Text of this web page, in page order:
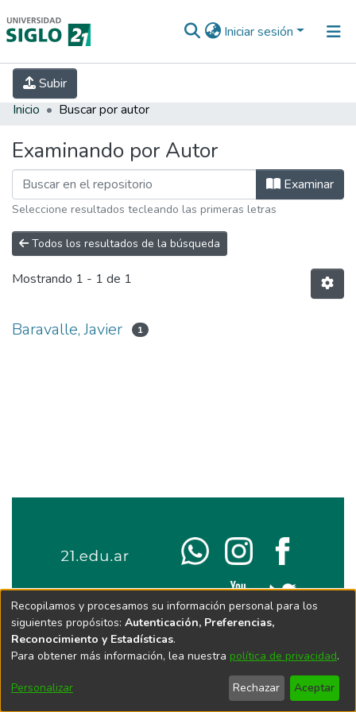
Iniciar sesión
Subir
INICIO EBOOK21
INVESTIGACIÓN
Inicio Buscar por autor
Examinando por Autor
Examinar
Seleccione resultados tecleando las primeras letras
Todos los resultados de la búsqueda
Mostrando 1 - 1 de 1
Baravalle, Javier 1
Recopilamos y procesamos su información personal para los
siguientes propósitos: Autenticación, Preferencias,
Reconocimiento y Estadísticas.
Para obtener más información, lea nuestra política de privacidad.
Personalizar Rechazar Aceptar